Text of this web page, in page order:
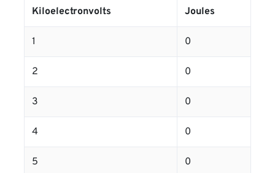
Kiloelectronvolts Joules
1 0
2 0
3 0
4 0
5 0